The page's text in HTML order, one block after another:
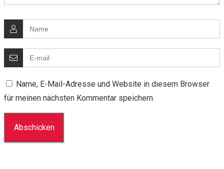
Name, E-Mail-Adresse und Website in diesem Browser
für meinen nächsten Kommentar speichern.